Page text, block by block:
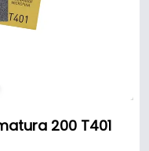
200 T401